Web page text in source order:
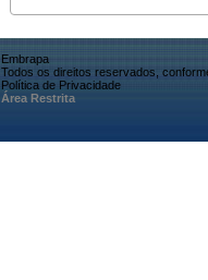
Embrapa
Todos os direitos reservados,
Política de Privacidade
Área Restrita